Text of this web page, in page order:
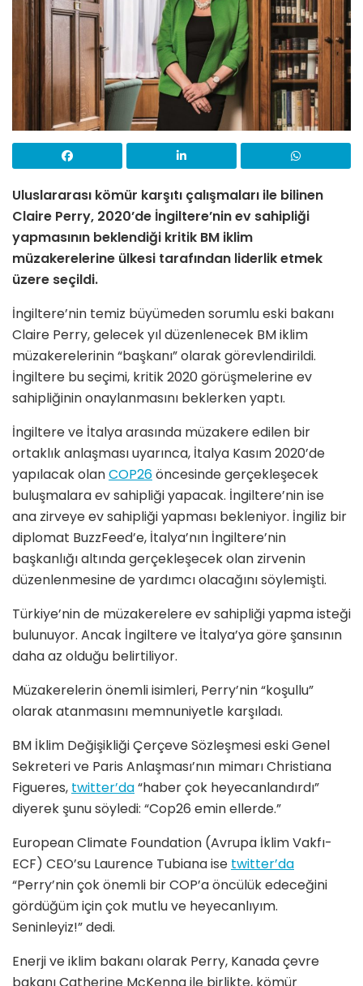
Uluslararası kömür karşıtı çalışmaları ile bilinen
Claire Perry, 2020’de İngiltere’nin ev sahipliği
yapmasının beklendiği kritik BM iklim
müzakerelerine ülkesi tarafından liderlik etmek
üzere seçildi.
İngiltere’nin temiz büyümeden sorumlu eski bakanı
Claire Perry, gelecek yıl düzenlenecek BM iklim
müzakerelerinin “başkanı” olarak görevlendirildi.
İngiltere bu seçimi, kritik 2020 görüşmelerine ev
sahipliğinin onaylanmasını beklerken yaptı.
İngiltere ve İtalya arasında müzakere edilen bir
ortaklık anlaşması uyarınca, İtalya Kasım 2020’de
yapılacak olanCOP26öncesinde gerçekleşecek
buluşmalara ev sahipliği yapacak. İngiltere’nin ise
ana zirveye ev sahipliği yapması bekleniyor. İngiliz bir
diplomat BuzzFeed’e, İtalya’nın İngiltere’nin
başkanlığı altında gerçekleşecek olan zirvenin
düzenlenmesine de yardımcı olacağını söylemişti.
Türkiye’nin de müzakerelere ev sahipliği yapma isteği
bulunuyor. Ancak İngiltere ve İtalya’ya göre şansının
daha az olduğu belirtiliyor.
Müzakerelerin önemli isimleri, Perry’nin “koşullu”
olarak atanmasını memnuniyetle karşıladı.
BM İklim Değişikliği Çerçeve Sözleşmesi eski Genel
Sekreteri ve Paris Anlaşması’nın mimarı Christiana
Figueres, twitter’da“haber çok heyecanlandırdı”
diyerek şunu söyledi: “Cop26 emin ellerde.”
European Climate Foundation (Avrupa İklim Vakfı-
ECF) CEO’su Laurence Tubiana ise twitter’da
“Perry’nin çok önemli bir COP’a öncülük edeceğini
gördüğüm için çok mutlu ve heyecanlıyım.
Seninleyiz!” dedi.
Enerji ve iklim bakanı olarak Perry, Kanada çevre